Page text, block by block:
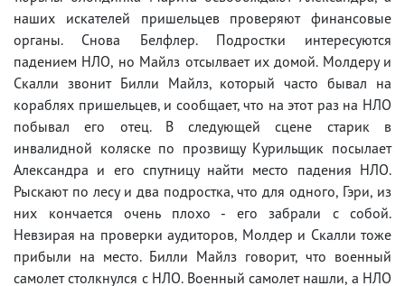
наших искателей пришельцев проверяют финансовые
органы. Снова Белфлер. Подростки интересуются
падением НЛО, но Майлз отсылвает их домой. Молдеру и
Скалли звонит Билли Майлз, который часто бывал на
кораблях пришельцев, и сообщает, что на этот раз на НЛО
побывал его отец. В следующей сцене старик в
инвалидной коляске по прозвищу Курильщик посылает
Александра и его спутницу найти место падения НЛО.
Рыскают по лесу и два подростка, что для одного, Гэри, из
них кончается очень плохо - его забрали с собой.
Невзирая на проверки аудиторов, Молдер и Скалли тоже
прибыли на место. Билли Майлз говорит, что военный
самолет столкнулся с НЛО. Военный самолет нашли, а НЛО